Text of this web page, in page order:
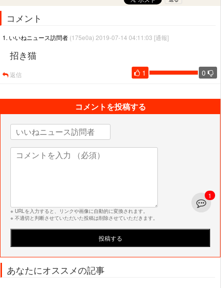
コメント
1
1. いいねニュース訪問者 (175e0a) 2019-07-14 04:11:03 [通報]
招き猫
1 0
返信
コメントを投稿する
※ URLを入力すると、リンクや画像に自動的に変換されます。
※ 不適切と判断させていただいた投稿は削除させていただきます。
あなたにオススメの記事